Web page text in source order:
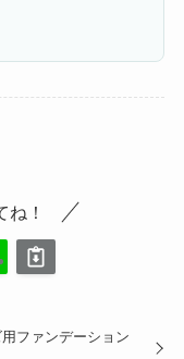
ね！
用ファンデーション